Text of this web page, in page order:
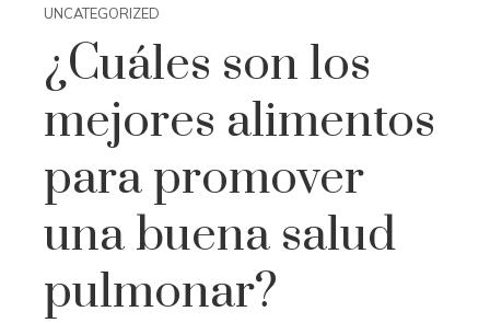
UNCATEGORIZED
¿Cuáles son los
mejores alimentos
para promover
una buena salud
pulmonar?